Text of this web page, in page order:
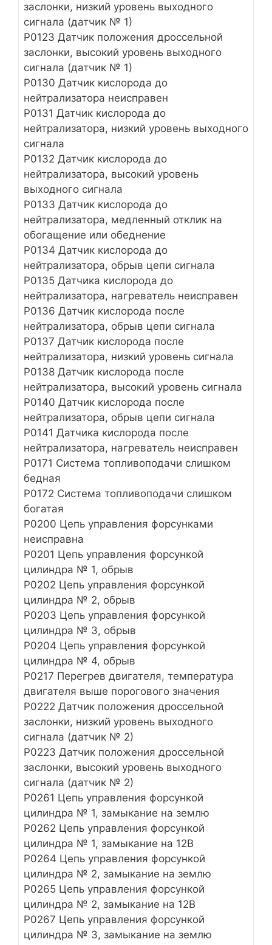
заслонки, низкий уровень выходного
сигнала (датчик № 1)
Р0123 Датчик положения дроссельной
заслонки, высокий уровень выходного
сигнала (датчик № 1)
Р0130 Датчик кислорода до
нейтрализатора неисправен
Р0131 Датчик кислорода до
нейтрализатора, низкий уровень выходного
сигнала
Р0132 Датчик кислорода до
нейтрализатора, высокий уровень
выходного сигнала
Р0133 Датчик кислорода до
нейтрализатора, медленный отклик на
обогащение или обеднение
Р0134 Датчик кислорода до
нейтрализатора, обрыв цепи сигнала
Р0135 Датчика кислорода до
нейтрализатора, нагреватель неисправен
Р0136 Датчик кислорода после
нейтрализатора, обрыв цепи сигнала
Р0137 Датчик кислорода после
нейтрализатора, низкий уровень сигнала
Р0138 Датчик кислорода после
нейтрализатора, высокий уровень сигнала
Р0140 Датчик кислорода после
нейтрализатора, обрыв цепи сигнала
Р0141 Датчика кислорода после
нейтрализатора, нагреватель неисправен
Р0171 Система топливоподачи слишком
бедная
Р0172 Система топливоподачи слишком
богатая
Р0200 Цепь управления форсунками
неисправна
Р0201 Цепь управления форсункой
цилиндра № 1, обрыв
Р0202 Цепь управления форсункой
цилиндра № 2, обрыв
Р0203 Цепь управления форсункой
цилиндра № 3, обрыв
Р0204 Цепь управления форсункой
цилиндра № 4, обрыв
Р0217 Перегрев двигателя, температура
двигателя выше порогового значения
Р0222 Датчик положения дроссельной
заслонки, низкий уровень выходного
сигнала (датчик № 2)
Р0223 Датчик положения дроссельной
заслонки, высокий уровень выходного
сигнала (датчик № 2)
Р0261 Цепь управления форсункой
цилиндра № 1, замыкание на землю
Р0262 Цепь управления форсункой
цилиндра № 1, замыкание на 12В
Р0264 Цепь управления форсункой
цилиндра № 2, замыкание на землю
Р0265 Цепь управления форсункой
цилиндра № 2, замыкание на 12В
Р0267 Цепь управления форсункой
цилиндра № 3, замыкание на землю